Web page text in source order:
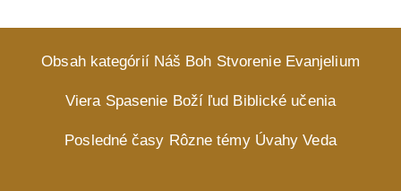
Obsah kategórií Náš Boh Stvorenie Evanjelium
Viera Spasenie Boží ľud Biblické učenia
Posledné časy Rôzne témy Úvahy Veda